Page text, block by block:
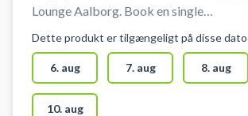
Lounge Aalborg. Book en single
Padel Lounge padelcenter.
Padelbane 7 er en single bane, som
din booking af padel tennis banen
er gældende til. Hos Padel Lounge
Dette produkt er tilgængeligt på disse
6. aug 7. aug 8. aug
10. aug